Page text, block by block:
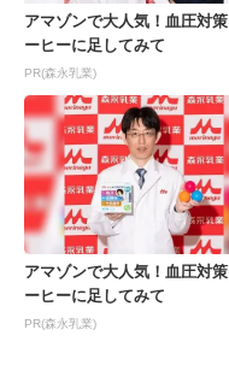
アマゾンで大人気！血圧対
ーヒーに足してみて
PR(森永乳業)
アマゾンで大人気！血圧対
ーヒーに足してみて
PR(森永乳業)